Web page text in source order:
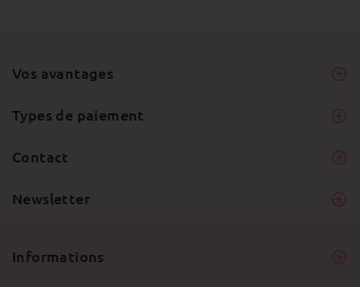
Vos avantages
Types de paiement
Contact
Newsletter
Informations